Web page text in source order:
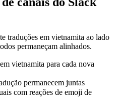
traduções em vietnamita ao lado
permaneçam alinhados.
vietnamita para cada nova
permanecem juntas
com reações de emoji de